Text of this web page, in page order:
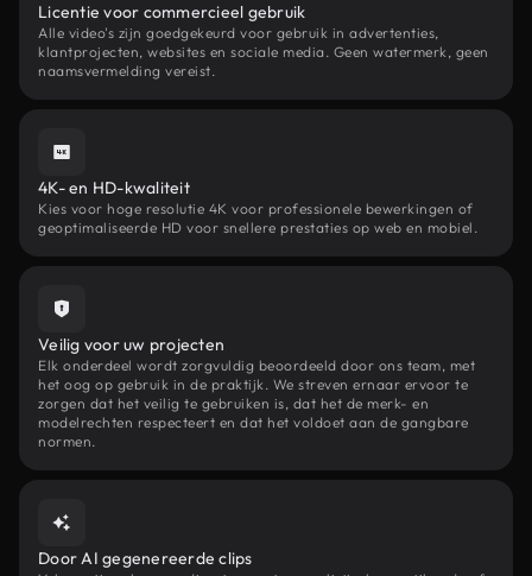
Licentie voor commercieel gebruik
Alle video's zijn goedgekeurd voor gebruik in advertenties,
klantprojecten, websites en sociale media. Geen watermerk, geen
naamsvermelding vereist.
4K- en HD-kwaliteit
Kies voor hoge resolutie 4K voor professionele bewerkingen of
geoptimaliseerde HD voor snellere prestaties op web en mobiel.
Veilig voor uw projecten
Elk onderdeel wordt zorgvuldig beoordeeld door ons team, met
het oog op gebruik in de praktijk. We streven ernaar ervoor te
zorgen dat het veilig te gebruiken is, dat het de merk- en
modelrechten respecteert en dat het voldoet aan de gangbare
normen.
Door AI gegenereerde clips